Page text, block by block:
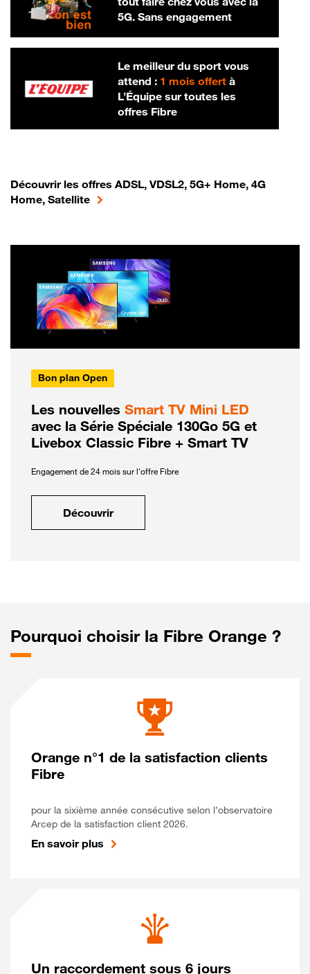
5G. Sans engagement
Le meilleur du sport vous
attend : 1 mois offertà
L’Équipe sur toutes les
offres Fibre
Découvrir les offres ADSL, VDSL2, 5G+ Home, 4G
Home, Satellite
Bon plan Open
Les nouvelles Smart TV Mini LED
avec la Série Spéciale 130Go 5G et
Livebox Classic Fibre + Smart TV
Engagement de 24 mois sur l'offre Fibre
Découvrir
Pourquoi choisir la Fibre Orange ?
Orange n°1 de la satisfaction clients
Fibre
pour la sixième année consécutive selon l’observatoire
Arcep de la satisfaction client 2026.
En savoir plus
Un raccordement sous 6 jours